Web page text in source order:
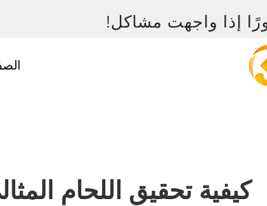
إذا واجهت مشاكل!
كيفية تحقيق اللحام